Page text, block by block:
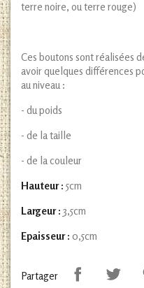
terre noire, ou terre rouge)
Ces boutons sont réalisées
avoir quelques différences
au niveau :
- du poids
- de la taille
- de la couleur
Hauteur : 5cm
Largeur : 3,5cm
Epaisseur : 0,5cm
Partager